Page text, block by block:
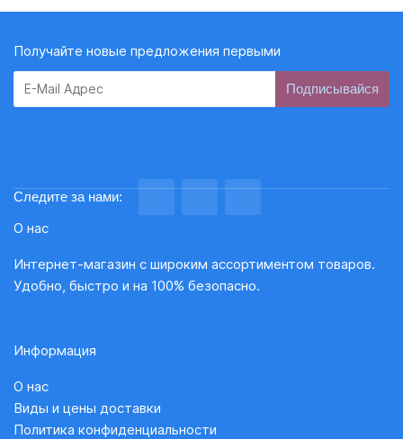
Получайте новые предложения первыми
Subscribe
Следите за нами:
О нас
Интернет-магазин с широким ассортиментом товаров.
Удобно, быстро и на 100% безопасно.
Информация
О нас
Виды и цены доставки
Политика конфиденциальности